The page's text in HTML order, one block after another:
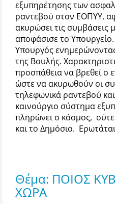
εξυπηρέτησης των
ραντεβού στον ΕΟΠΥΥ,
ακυρώσει τις συμβάσεις
αποφάσισε το
Υπουργός
της Βουλής.
προσπάθεια να βρεθεί ο
ώστε να ακυρωθούν οι
τηλεφωνικά ραντεβού
καινούργιο σύστημα
πληρώνει ο κόσμος,
και το Δημόσιο.
Θέμα: ΠΟΙΟΣ
ΧΩΡΑ